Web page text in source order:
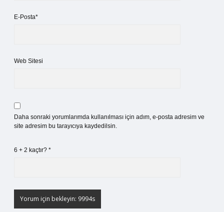
E-Posta*
Web Sitesi
Daha sonraki yorumlarımda kullanılması için adım, e-posta adresim ve
site adresim bu tarayıcıya kaydedilsin.
6 + 2 kaçtır? *